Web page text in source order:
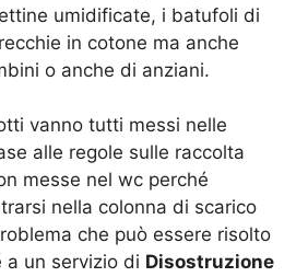
umidificate, i batufoli di
in cotone ma anche
o anche di anziani.
vanno tutti messi nelle
alle regole sulle raccolta
messe nel wc perché
nella colonna di scarico
che può essere risolto
a un servizio di Disostruzione